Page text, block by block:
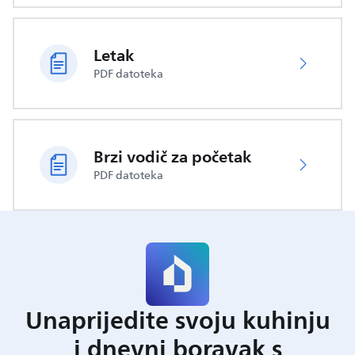
Letak
PDF datoteka
Brzi vodič za početak
PDF datoteka
Unaprijedite svoju kuhinju